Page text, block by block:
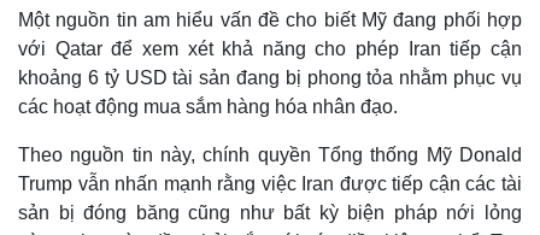
Một nguồn tin am hiểu vấn đề cho biết Mỹ đang phối hợp
với Qatar để xem xét khả năng cho phép Iran tiếp cận
khoảng 6 tỷ USD tài sản đang bị phong tỏa nhằm phục vụ
các hoạt động mua sắm hàng hóa nhân đạo.
Theo nguồn tin này, chính quyền Tổng thống Mỹ Donald
Trump vẫn nhấn mạnh rằng việc Iran được tiếp cận các tài
sản bị đóng băng cũng như bất kỳ biện pháp nới lỏng